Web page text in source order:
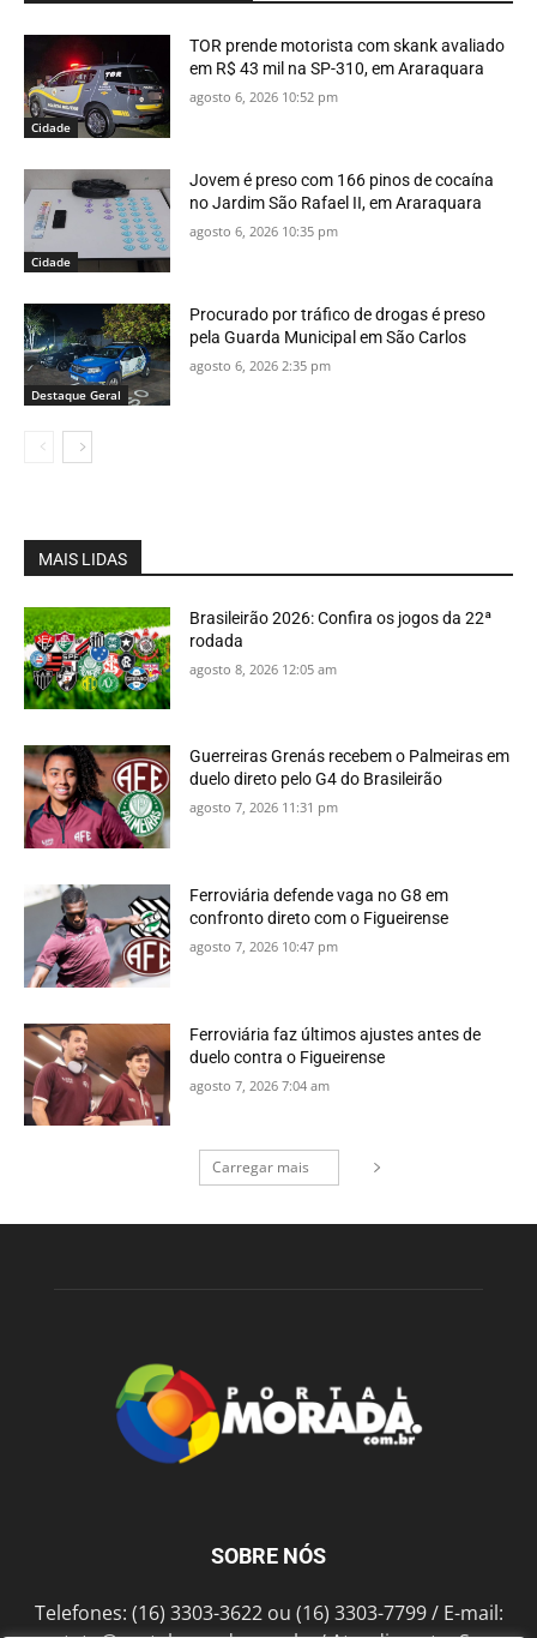
Cidade
TOR prende motorista com skank avaliado
em R$ 43 mil na SP-310, em Araraquara
agosto 6, 2026 10:52 pm
Cidade
Jovem é preso com 166 pinos de cocaína
no Jardim São Rafael II, em Araraquara
agosto 6, 2026 10:35 pm
Destaque Geral
Procurado por tráfico de drogas é preso
pela Guarda Municipal em São Carlos
agosto 6, 2026 2:35 pm
MAIS LIDAS
Brasileirão 2026: Confira os jogos da 22ª
rodada
agosto 8, 2026 12:05 am
Guerreiras Grenás recebem o Palmeiras em
duelo direto pelo G4 do Brasileirão
agosto 7, 2026 11:31 pm
Ferroviária defende vaga no G8 em
confronto direto com o Figueirense
agosto 7, 2026 10:47 pm
Ferroviária faz últimos ajustes antes de
duelo contra o Figueirense
agosto 7, 2026 7:04 am
Carregar mais
SOBRE NÓS
Telefones: (16) 3303-3622 ou (16) 3303-7799 / E-mail: